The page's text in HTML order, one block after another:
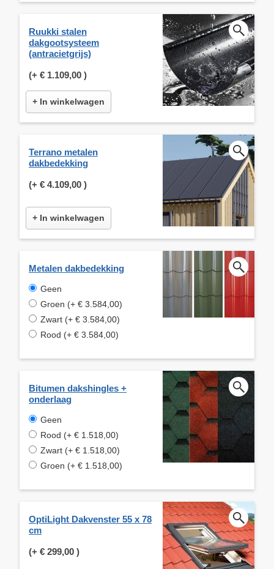
Ruukki stalen
dakgootsysteem
(antracietgrijs)
(+ € 1.109,00 )
+ In winkelwagen
Terrano metalen
dakbedekking
(+ € 4.109,00 )
+ In winkelwagen
Metalen dakbedekking
Geen
Groen (+ € 3.584,00)
Zwart (+ € 3.584,00)
Rood (+ € 3.584,00)
Bitumen dakshingles +
onderlaag
Geen
Rood (+ € 1.518,00)
Zwart (+ € 1.518,00)
Groen (+ € 1.518,00)
OptiLight Dakvenster 55 x 78
cm
(+ € 299,00 )